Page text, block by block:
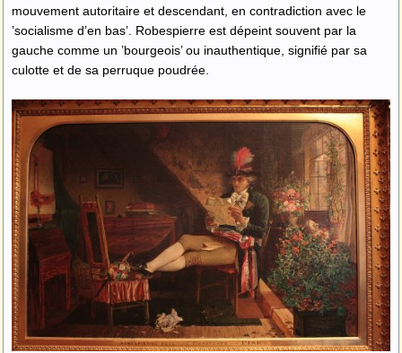
mouvement autoritaire et descendant, en contradiction avec le
’socialisme d’en bas’. Robespierre est dépeint souvent par la
gauche comme un ’bourgeois’ ou inauthentique, signifié par sa
culotte et de sa perruque poudrée.